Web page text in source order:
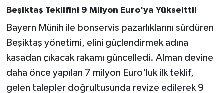
Beşiktaş Teklifini 9 Milyon Euro'ya Yükseltti!
Bayern Münih ile bonservis pazarlıklarını sürdüren
Beşiktaş yönetimi, elini güçlendirmek adına
kasadan çıkacak rakamı güncelledi. Alman devine
daha önce yapılan 7 milyon Euro'luk ilk teklif,
gelen talepler doğrultusunda revize edilerek 9
Susurluk
TARİHTE BUGÜN
TEKNOLOJİ